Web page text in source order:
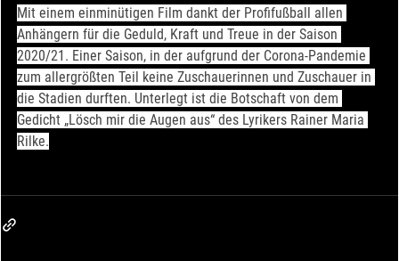
Mit einem einminütigen Film dankt der Profifußball allen
Anhängern für die Geduld, Kraft und Treue in der Saison
2020/21. Einer Saison, in der aufgrund der Corona-Pandemie
zum allergrößten Teil keine Zuschauerinnen und Zuschauer in
die Stadien durften. Unterlegt ist die Botschaft von dem
Gedicht „Lösch mir die Augen aus“ des Lyrikers Rainer Maria
Rilke.